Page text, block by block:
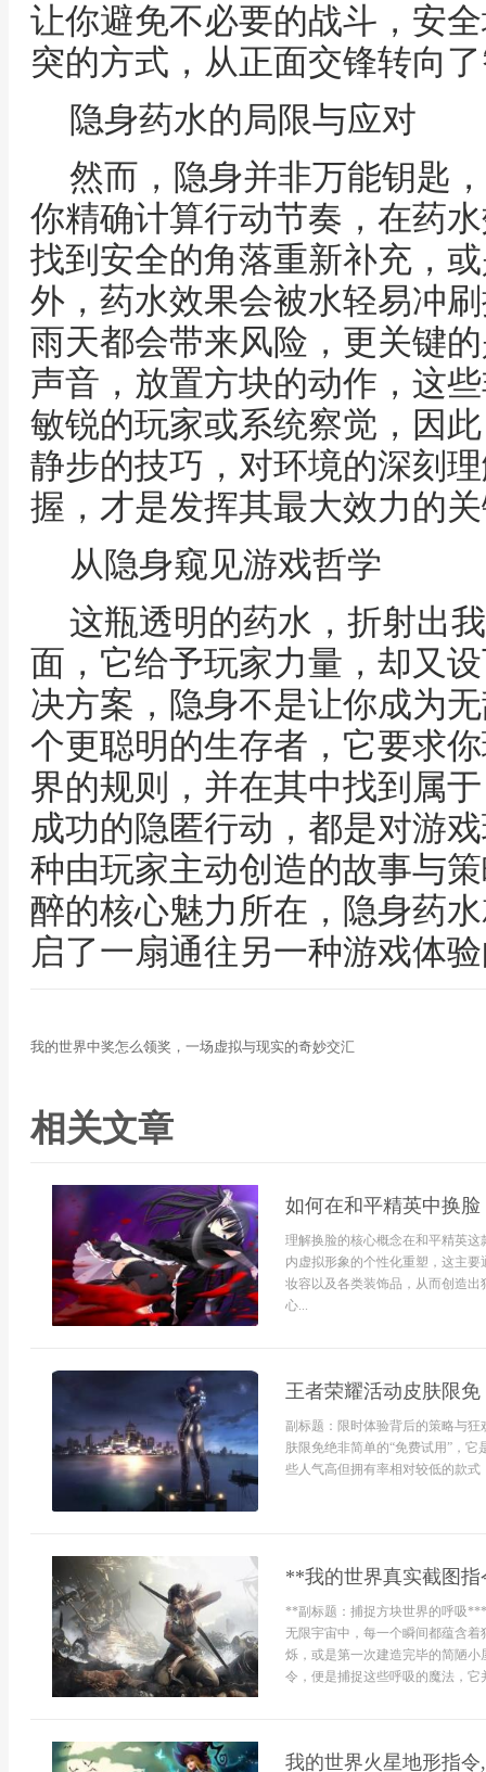
让你避免不必要的战斗，安
突的方式，从正面交锋转向
隐身药水的局限与应对
然而，隐身并非万能钥匙
你精确计算行动节奏，在药
找到安全的角落重新补充，
外，药水效果会被水轻易冲
雨天都会带来风险，更关键
声音，放置方块的动作，这
敏锐的玩家或系统察觉，因
静步的技巧，对环境的深刻
握，才是发挥其最大效力的
从隐身窥见游戏哲学
这瓶透明的药水，折射出
面，它给予玩家力量，却又
决方案，隐身不是让你成为
个更聪明的生存者，它要求
界的规则，并在其中找到属
成功的隐匿行动，都是对游
种由玩家主动创造的故事与
醉的核心魅力所在，隐身药
启了一扇通往另一种游戏体
我的世界中奖怎么领奖，一场虚拟与现实的奇妙交汇
相关文章
如何在和平精英中换
理解换脸的核心概念在和平精英
内虚拟形象的个性化重塑，这主
妆容以及各类装饰品，从而创造
心...
王者荣耀活动皮肤限
副标题：限时体验背后的策略与
肤限免绝非简单的“免费试用”，
些人气高但拥有率相对较低的款
**我的世界真实截图
**副标题：捕捉方块世界的呼吸
无限宇宙中，每一个瞬间都蕴含
烁，或是第一次建造完毕的简陋
令，便是捕捉这些呼吸的魔法，
我的世界火星地形指